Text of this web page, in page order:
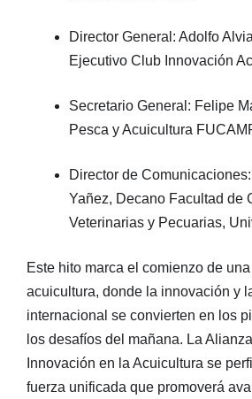
Director General: Adolfo
Ejecutivo Club Innovación
Secretario General: Felipe
Pesca y Acuicultura
Director de
Yañez, Decano Facultad de
Veterinarias y Pecuarias,
Este hito marca el comienzo de
acuicultura, donde la innovación y
internacional se convierten en los
los desafíos del mañana. La
Innovación en la Acuicultura se
fuerza unificada que promoverá